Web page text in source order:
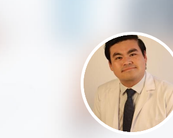
El Dr Ley explica todo a
hasta que se aclaren
dudas, me gusto mucho
Paciente